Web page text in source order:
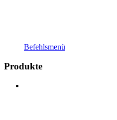
Befehlsmenü
Produkte